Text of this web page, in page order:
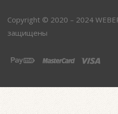
Copyright © 2020 – 2024
защищены